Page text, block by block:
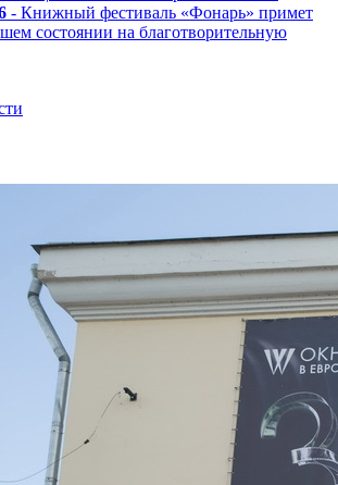
- Книжный фестиваль «Фонарь» примет
состоянии на благотворительную